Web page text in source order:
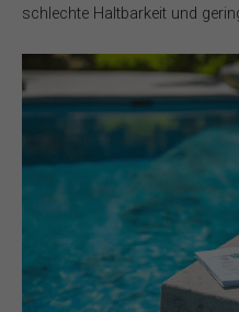
schlechte Haltbarkeit und